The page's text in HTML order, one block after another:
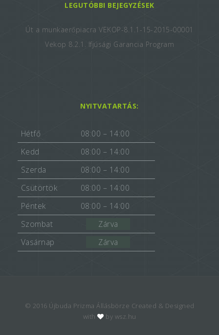
LEGUTÓBBI BEJEGYZÉSEK
Út a munkaerőpiacra VEKOP-8.1.1-15-2015-00001
Vekop 8.2.1. Ifjúsági Garancia Program
NYITVATARTÁS:
Hétfő
08:00 – 14:00
Kedd
08:00 – 14:00
Szerda
08:00 – 14:00
Csütörtök
08:00 – 14:00
Péntek
08:00 – 14:00
Szombat
Zárva
Vasárnap
Zárva
© 2016 Újbuda Prizma Állásbörze Created & Designed
with
by wsz.hu